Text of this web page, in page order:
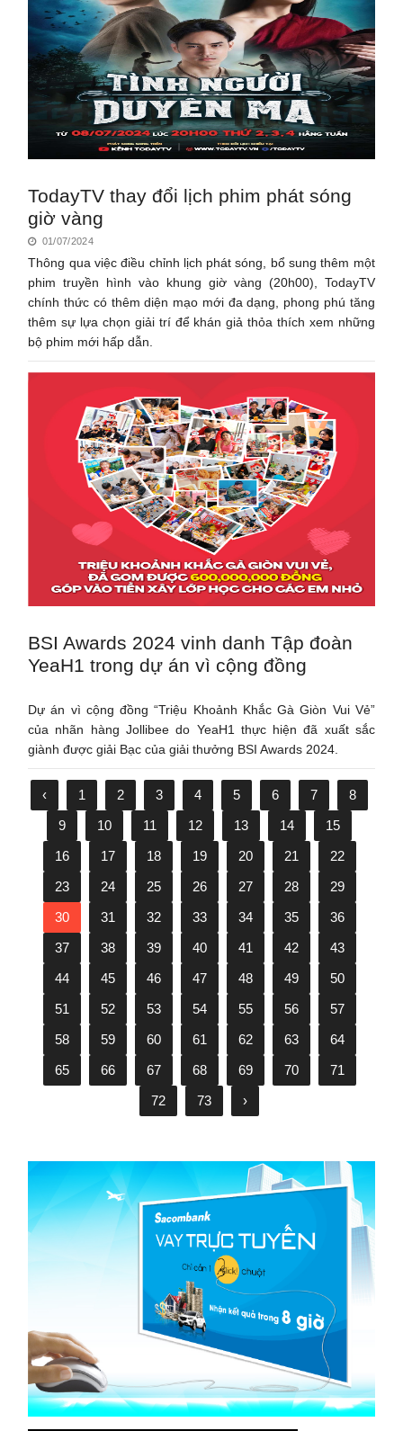
TodayTV thay đổi lịch phim phát sóng
giờ vàng
01/07/2024
Thông qua việc điều chỉnh lịch phát sóng, bổ sung thêm một
phim truyền hình vào khung giờ vàng (20h00), TodayTV
chính thức có thêm diện mạo mới đa dạng, phong phú tăng
thêm sự lựa chọn giải trí để khán giả thỏa thích xem những
bộ phim mới hấp dẫn.
BSI Awards 2024 vinh danh Tập đoàn
YeaH1 trong dự án vì cộng đồng
Dự án vì cộng đồng “Triệu Khoảnh Khắc Gà Giòn Vui Vẻ”
của nhãn hàng Jollibee do YeaH1 thực hiện đã xuất sắc
giành được giải Bạc của giải thưởng BSI Awards 2024.
‹ 1 2 3 4 5 6 7
8
9
10 11 12 13 14
15
16
17 18 19 20 21
22
23
24 25 26 27 28
29
30
31 32 33 34 35
36
37
38 39 40 41 42
43
44
45 46 47 48 49
50
51
52 53 54 55 56
57
58
59 60 61 62 63
64
65
66 67 68 69 70
71
72
73 ›